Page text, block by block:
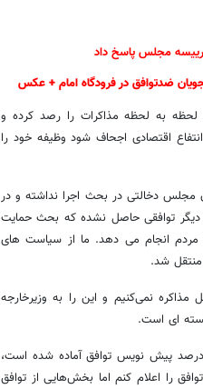
مجلس پاسخ داد
ضدتوافق در فرودگاه امام + عکس
به لحظه مذاکرات را رصد کرده و
اقتصادی اجحاف شود وظیفه خود را
مجلس دخالتی در بحث اجرا نداشته و در
دیگر توافقی حاصل نشده که بحث حمایت
مردم انجام می دهد. ما از سیاست های
شد.
نمی‌کنیم و این را به وزیرخارجه
ای است.
جلال زاده در واکنش به صحبت های خطیب زاده مبنی بر اینکه حدودا ۹۸ درصد پیش نویس توافق آماده شده است،
را اعلام کنم اما بخش‌هایی از توافق